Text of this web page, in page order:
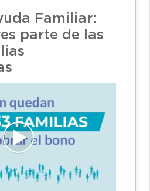
Familiar:
parte de las